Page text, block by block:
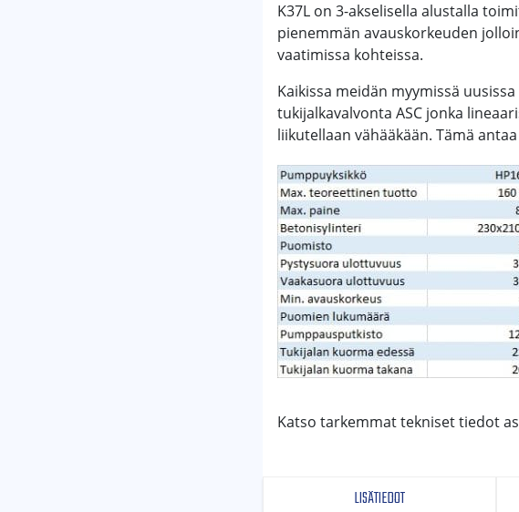
LISÄTIEDOT
K37L on 3-akselisella alustalla
pienemmän avauskorkeuden
vaatimissa kohteissa.
Kaikissa meidän myymissä
tukijalkavalvonta ASC jonka
liikutellaan vähääkään. Tämä
Katso tarkemmat tekniset tiedot